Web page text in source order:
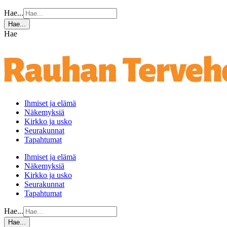
Hae...
Hae...
Hae
Ihmiset ja elämä
Näkemyksiä
Kirkko ja usko
Seurakunnat
Tapahtumat
Ihmiset ja elämä
Näkemyksiä
Kirkko ja usko
Seurakunnat
Tapahtumat
Hae...
Hae...